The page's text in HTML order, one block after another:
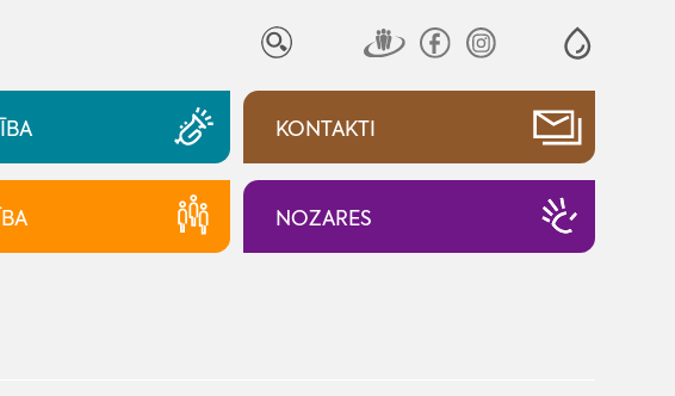
KONTAKTI
NOZARES